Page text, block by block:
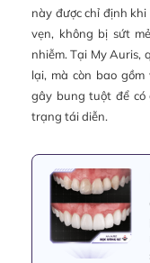
này được chỉ định
vẹn, không bị sứt
nhiễm. Tại My Auris,
lại, mà còn bao
gây bung tuột để
trạng tái diễn.